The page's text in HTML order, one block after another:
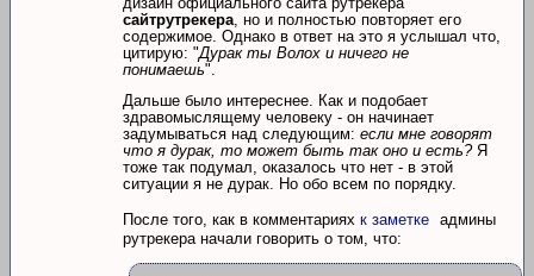
сайтрутрекера , но и полностью повторяет его
содержимое. Однако в ответ на это я услышал что,
цитирую: "Дурак ты Волох и ничего не
понимаешь".
Дальше было интереснее. Как и подобает
здравомыслящему человеку - он начинает
задумываться над следующим: если мне говорят
что я дурак, то может быть так оно и есть?Я
тоже так подумал, оказалось что нет - в этой
ситуации я не дурак. Но обо всем по порядку.
После того, как в комментариях к заметке админы
рутрекера начали говорить о том, что: